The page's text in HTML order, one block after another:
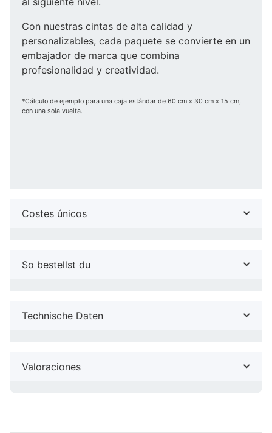
Con nuestras cintas de alta calidad y
personalizables, cada paquete se convierte en un
embajador de marca que combina
profesionalidad y creatividad.
*Cálculo de ejemplo para una caja estándar de 60 cm x 30 cm x 15 cm,
con una sola vuelta.
Costes únicos
So bestellst du
Technische Daten
Valoraciones